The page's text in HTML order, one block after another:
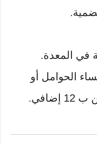
في المعدة.
الحوامل أو